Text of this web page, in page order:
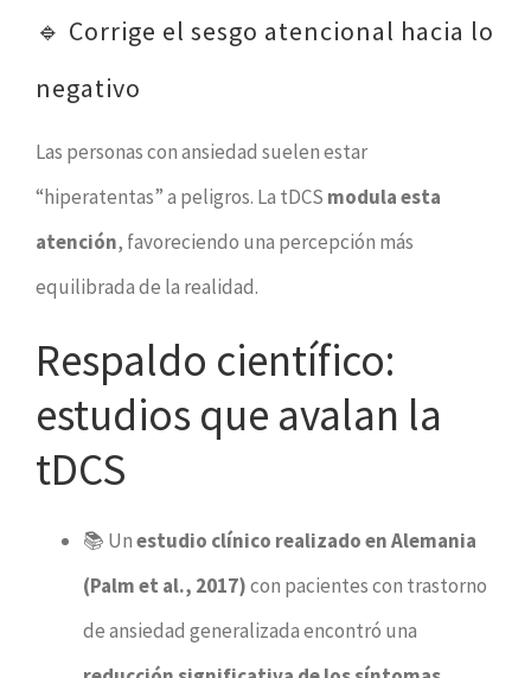
🔹 Corrige el sesgo atencional hacia lo
negativo
Las personas con ansiedad suelen estar
“hiperatentas” a peligros. La tDCS modula esta
atención, favoreciendo una percepción más
equilibrada de la realidad.
Respaldo científico:
estudios que avalan la
tDCS
📚 Unestudio clínico realizado en Alemania
(Palm et al., 2017)con pacientes con trastorno
de ansiedad generalizada encontró una